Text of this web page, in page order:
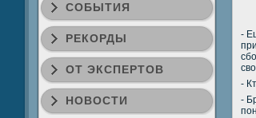
СОБЫТИЯ
РЕКОРДЫ
ОТ ЭКСПЕРТОВ
НОВОСТИ
-
-
-